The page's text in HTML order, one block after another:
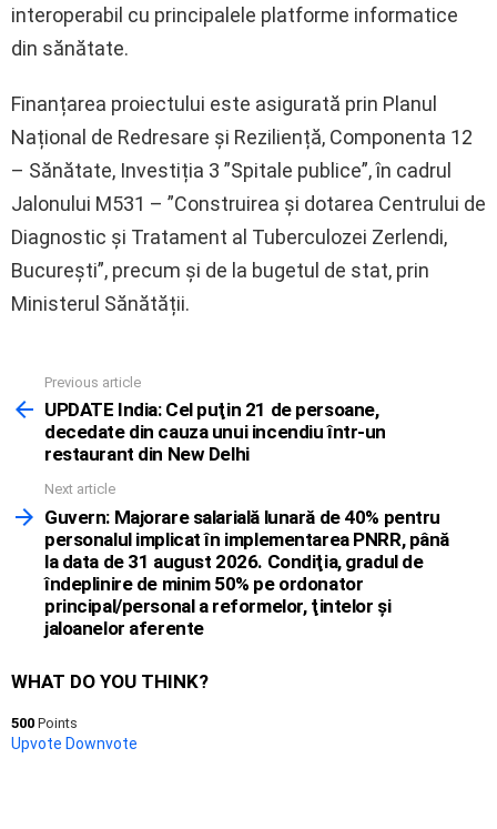
interoperabil cu principalele platforme informatice
din sănătate.
Finanțarea proiectului este asigurată prin Planul
Național de Redresare și Reziliență, Componenta 12
– Sănătate, Investiția 3 ”Spitale publice”, în cadrul
Jalonului M531 – ”Construirea și dotarea Centrului de
Diagnostic și Tratament al Tuberculozei Zerlendi,
București”, precum și de la bugetul de stat, prin
Ministerul Sănătății.
more
Previous article
UPDATE India: Cel puţin 21 de persoane,
decedate din cauza unui incendiu într-un
restaurant din New Delhi
Next article
Guvern: Majorare salarială lunară de 40% pentru
personalul implicat în implementarea PNRR, până
la data de 31 august 2026. Condiţia, gradul de
îndeplinire de minim 50% pe ordonator
principal/personal a reformelor, ţintelor şi
jaloanelor aferente
WHAT DO YOU THINK?
500 Points
Upvote Downvote